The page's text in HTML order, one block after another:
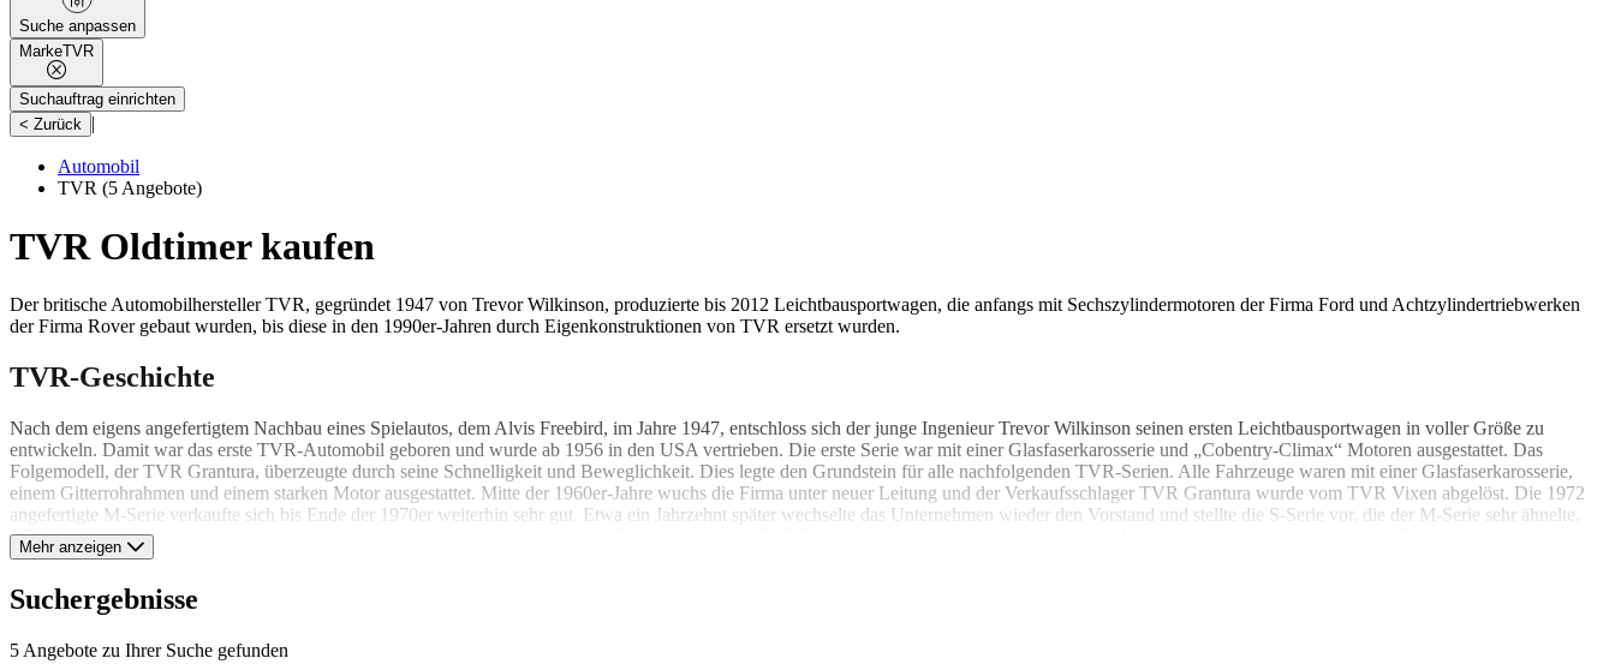
Suche anpassen
MarkeTVR
Suchauftrag einrichten
< Zurück
|
Automobil
TVR (5 Angebote)
TVR Oldtimer kaufen
Der britische Automobilhersteller TVR, gegründet 1947 von Trevor Wilkinson, produzierte bis 2012 Leichtbausportwagen, die anfangs mit Sechszylindermotoren der Firma Ford und Achtzylindertriebwerken
der Firma Rover gebaut wurden, bis diese in den 1990er-Jahren durch Eigenkonstruktionen von TVR ersetzt wurden.
TVR-Geschichte
Nach dem eigens angefertigtem Nachbau eines Spielautos, dem Alvis Freebird, im Jahre 1947, entschloss sich der junge Ingenieur Trevor Wilkinson seinen ersten Leichtbausportwagen in voller Größe zu
entwickeln. Damit war das erste TVR-Automobil geboren und wurde ab 1956 in den USA vertrieben. Die erste Serie war mit einer Glasfaserkarosserie und „Cobentry-Climax“ Motoren ausgestattet. Das
Folgemodell, der TVR Grantura, überzeugte durch seine Schnelligkeit und Beweglichkeit. Dies legte den Grundstein für alle nachfolgenden TVR-Serien. Alle Fahrzeuge waren mit einer Glasfaserkarosserie,
einem Gitterrohrahmen und einem starken Motor ausgestattet. Mitte der 1960er-Jahre wuchs die Firma unter neuer Leitung und der Verkaufsschlager TVR Grantura wurde vom TVR Vixen abgelöst. Die 1972
angefertigte M-Serie verkaufte sich bis Ende der 1970er weiterhin sehr gut. Etwa ein Jahrzehnt später wechselte das Unternehmen wieder den Vorstand und stellte die S-Serie vor, die der M-Serie sehr ähnelte,
jedoch deutlich günstiger war. Diese Serie lief doppelt so gut wie die vorherige. Der 2000 gebaute TVR Tuscan wurde zum meistverkauften TVR-Modell in der Geschichte der Firma. Der damals aktuelle
Eigentümer verkaufte die Firma vier Jahre später weiter. Unter dem neuen Chef blieb der Erfolg jedoch aus und nur sechs Jahre später stellte man die Produktion ein. 2012 wurde endgültig das Aus von TVR
Mehr anzeigen
Suchergebnisse
5 Angebote zu Ihrer Suche gefunden